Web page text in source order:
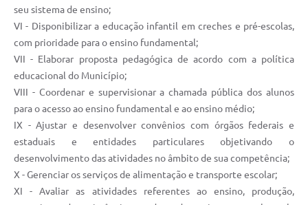
seu sistema de ensino;
VI - Disponibilizar a educação infantil em creches e pré-escolas,
com prioridade para o ensino fundamental;
VII - Elaborar proposta pedagógica de acordo com a política
educacional do Município;
VIII - Coordenar e supervisionar a chamada pública dos alunos
para o acesso ao ensino fundamental e ao ensino médio;
IX - Ajustar e desenvolver convênios com órgãos federais e
estaduais e entidades particulares objetivando o
desenvolvimento das atividades no âmbito de sua competência;
X - Gerenciar os serviços de alimentação e transporte escolar;
XI - Avaliar as atividades referentes ao ensino, produção,